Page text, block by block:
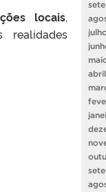
locais,